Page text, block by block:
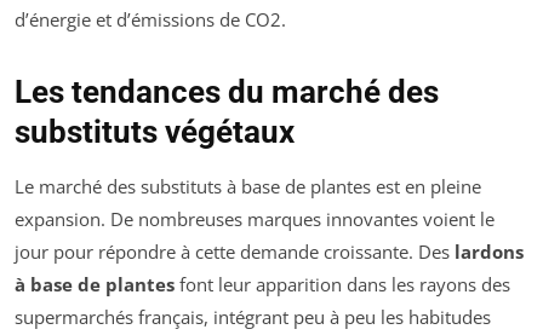
d’énergie et d’émissions de CO2.
Les tendances du marché des
substituts végétaux
Le marché des substituts à base de plantes est en pleine
expansion. De nombreuses marques innovantes voient le
jour pour répondre à cette demande croissante. Des lardons
à base de plantes font leur apparition dans les rayons des
supermarchés français, intégrant peu à peu les habitudes